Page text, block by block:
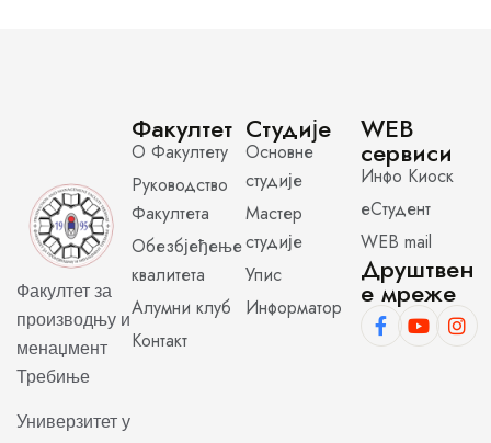
Факултет за
производњу и
менаџмент
Требиње
Универзитет у
Факултет
О Факултету
Руководство
Факултета
Обезбјеђење
квалитета
Алумни клуб
Контакт
Студије
Основне
студије
Мастер
студије
Упис
Информатор
WEB
сервиси
Инфо Киоск
еСтудент
WEB mail
Друштвен
е мреже